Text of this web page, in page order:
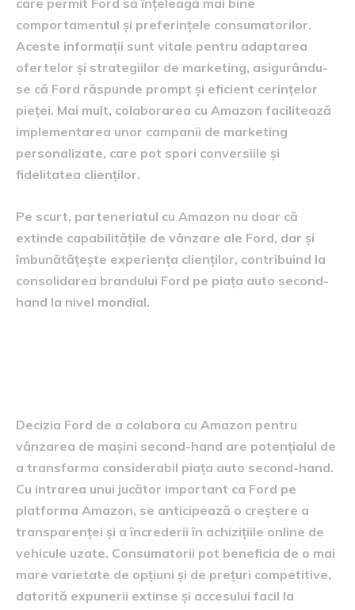
comportamentul și preferințele consumatorilor.
Aceste informații sunt vitale pentru adaptarea
ofertelor și strategiilor de marketing, asigurându-
se că Ford răspunde prompt și eficient cerințelor
pieței. Mai mult, colaborarea cu Amazon facilitează
implementarea unor campanii de marketing
personalizate, care pot spori conversiile și
fidelitatea clienților.
Pe scurt, parteneriatul cu Amazon nu doar că
extinde capabilitățile de vânzare ale Ford, dar și
îmbunătățește experiența clienților, contribuind la
consolidarea brandului Ford pe piața auto second-
hand la nivel mondial.
Decizia Ford de a colabora cu Amazon pentru
vânzarea de mașini second-hand are potențialul de
a transforma considerabil piața auto second-hand.
Cu intrarea unui jucător important ca Ford pe
platforma Amazon, se anticipează o creștere a
transparenței și a încrederii în achizițiile online de
vehicule uzate. Consumatorii pot beneficia de o mai
mare varietate de opțiuni și de prețuri competitive,
datorită expunerii extinse și accesului facil la